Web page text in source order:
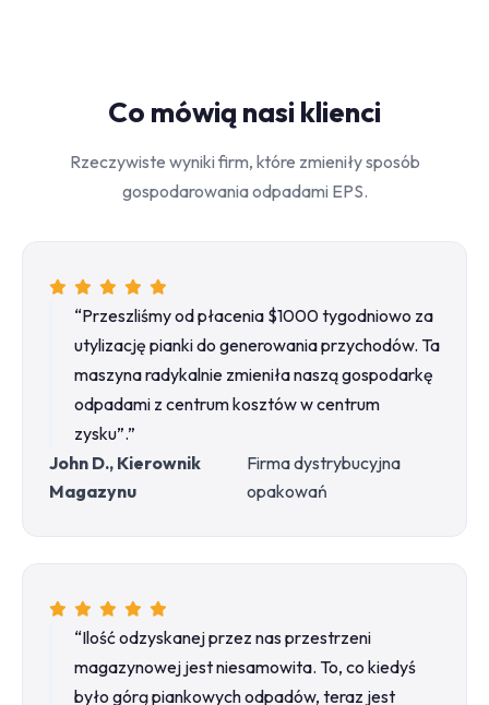
Co mówią nasi klienci
Rzeczywiste wyniki firm, które zmieniły sposób
gospodarowania odpadami EPS.
“Przeszliśmy od płacenia $1000 tygodniowo za
utylizację pianki do generowania przychodów. Ta
maszyna radykalnie zmieniła naszą gospodarkę
odpadami z centrum kosztów w centrum
zysku”.”
John D., Kierownik
Magazynu
Firma dystrybucyjna
opakowań
“Ilość odzyskanej przez nas przestrzeni
magazynowej jest niesamowita. To, co kiedyś
było górą piankowych odpadów, teraz jest